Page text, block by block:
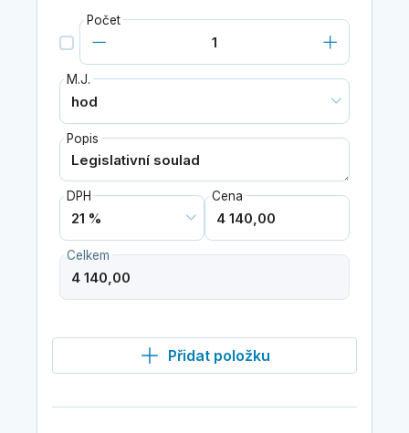
Počet
M.J.
Popis
DPH Cena
Celkem
Přidat položku